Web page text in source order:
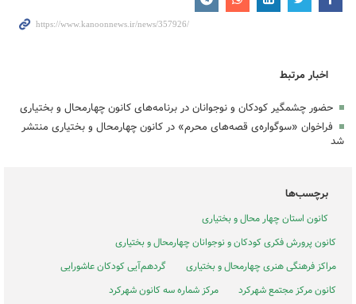
اخبار مرتبط
حضور چشمگیر کودکان و نوجوانان در برنامه‌های کانون چهارمحال و بختیاری
فراخوان «سوگواره‌ی قصه‌های محرم» در کانون چهارمحال و بختیاری منتشر
شد
برچسب‌ها
کانون استان چهار محال و بختیاری
کانون پرورش فکری کودکان و نوجوانان چهارمحال و بختیاری
مراکز فرهنگی هنری چهارمحال و بختیاری
گردهم‌آیی کودکان عاشورایی
کانون مرکز مجتمع شهرکرد
مرکز شماره سه کانون شهرکرد